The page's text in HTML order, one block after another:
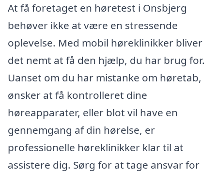
At få foretaget en høretest i Onsbjerg
behøver ikke at være en stressende
oplevelse. Med mobil høreklinikker bliver
det nemt at få den hjælp, du har brug for.
Uanset om du har mistanke om høretab,
ønsker at få kontrolleret dine
høreapparater, eller blot vil have en
gennemgang af din hørelse, er
professionelle høreklinikker klar til at
assistere dig. Sørg for at tage ansvar for